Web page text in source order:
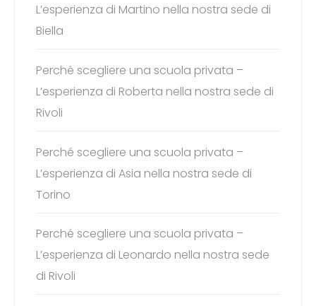
L’esperienza di Martino nella nostra sede di
Biella
Perché scegliere una scuola privata –
L’esperienza di Roberta nella nostra sede di
Rivoli
Perché scegliere una scuola privata –
L’esperienza di Asia nella nostra sede di
Torino
Perché scegliere una scuola privata –
L’esperienza di Leonardo nella nostra sede
di Rivoli